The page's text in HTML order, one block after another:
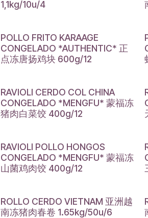
1,1kg/10u/4
POLLO FRITO KARAAGE
CONGELADO *AUTHENTIC* 正
点冻唐扬鸡块 600g/12
RAVIOLI CERDO COL CHINA
CONGELADO *MENGFU* 蒙福冻
猪肉白菜饺 400g/12
RAVIOLI POLLO HONGOS
CONGELADO *MENGFU* 蒙福冻
山菌鸡肉饺 400g/12
ROLLO CERDO VIETNAM 亚洲越
南冻猪肉春卷 1.65kg/50u/6